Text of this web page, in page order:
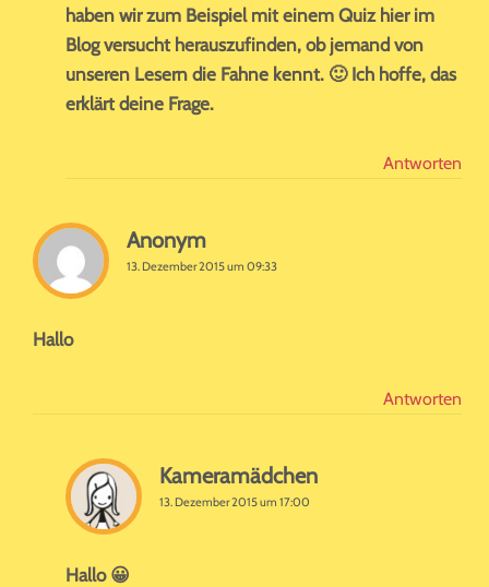
haben wir zum Beispiel mit einem Quiz hier im
Blog versucht herauszufinden, ob jemand von
unseren Lesern die Fahne kennt. 🙂 Ich hoffe, das
erklärt deine Frage.
Antworten
Anonym
13. Dezember 2015 um 09:33
Hallo
Antworten
Kameramädchen
13. Dezember 2015 um 17:00
Hallo 😀